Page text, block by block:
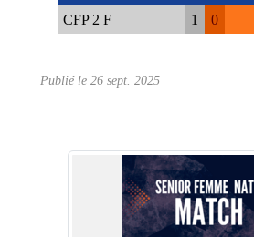
CFP 2 F 1 0
Publié le 26 sept. 2025